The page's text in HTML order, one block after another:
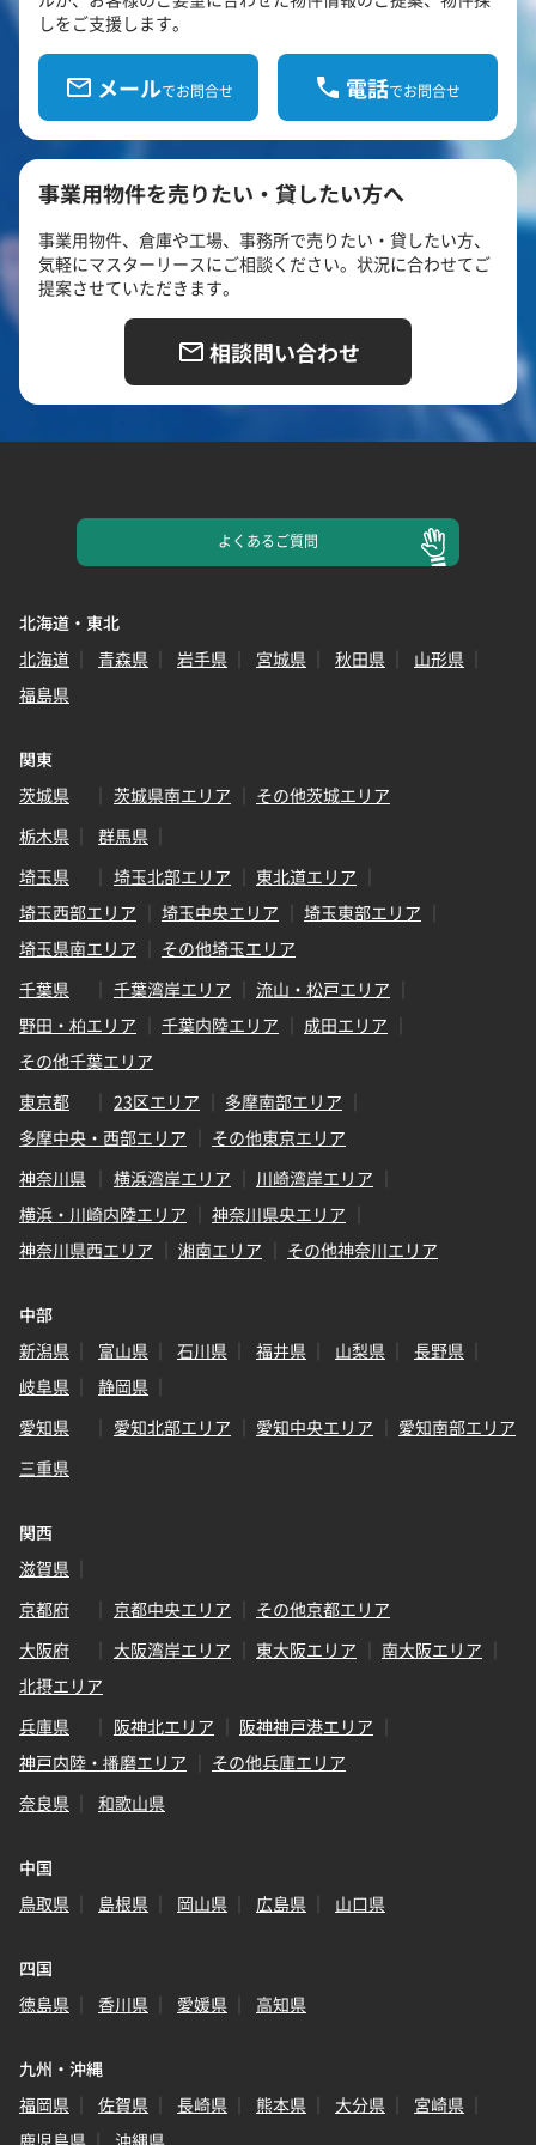
しをご支援します。
メールでお問合せ 電話でお問合せ
事業用物件を売りたい・貸したい方へ
事業用物件、倉庫や工場、事務所で売りたい・貸したい方、
気軽にマスターリースにご相談ください。状況に合わせてご
提案させていただきます。
相談問い合わせ
よくあるご質問
北海道・東北
北海道
青森県 岩手県 宮城県 秋田県
山形県
福島県
関東
茨城県
茨城県南エリア
その他茨城エリア
栃木県
群馬県
埼玉県
埼玉北部エリア
東北道エリア
埼玉西部エリア
埼玉中央エリア
埼玉東部エリア
埼玉県南エリア
その他埼玉エリア
千葉県
千葉湾岸エリア
流山・松戸エリア
野田・柏エリア
千葉内陸エリア
成田エリア
その他千葉エリア
東京都
23区エリア
多摩南部エリア
多摩中央・西部エリア
その他東京エリア
神奈川県
横浜湾岸エリア
川崎湾岸エリア
横浜・川崎内陸エリア
神奈川県央エリア
神奈川県西エリア
湘南エリア その他神奈川エリア
中部
新潟県
富山県 石川県 福井県 山梨県
長野県
岐阜県
静岡県
愛知県
愛知北部エリア 愛知中央エリア
愛知南部エリア
三重県
関西
滋賀県
京都府
京都中央エリア
その他京都エリア
大阪府
大阪湾岸エリア 東大阪エリア
南大阪エリア
北摂エリア
兵庫県
阪神北エリア
阪神神戸港エリア
神戸内陸・播磨エリア
その他兵庫エリア
奈良県
和歌山県
中国
鳥取県
島根県 岡山県 広島県 山口県
四国
徳島県
香川県 愛媛県 高知県
九州・沖縄
福岡県
佐賀県 長崎県 熊本県 大分県
宮崎県